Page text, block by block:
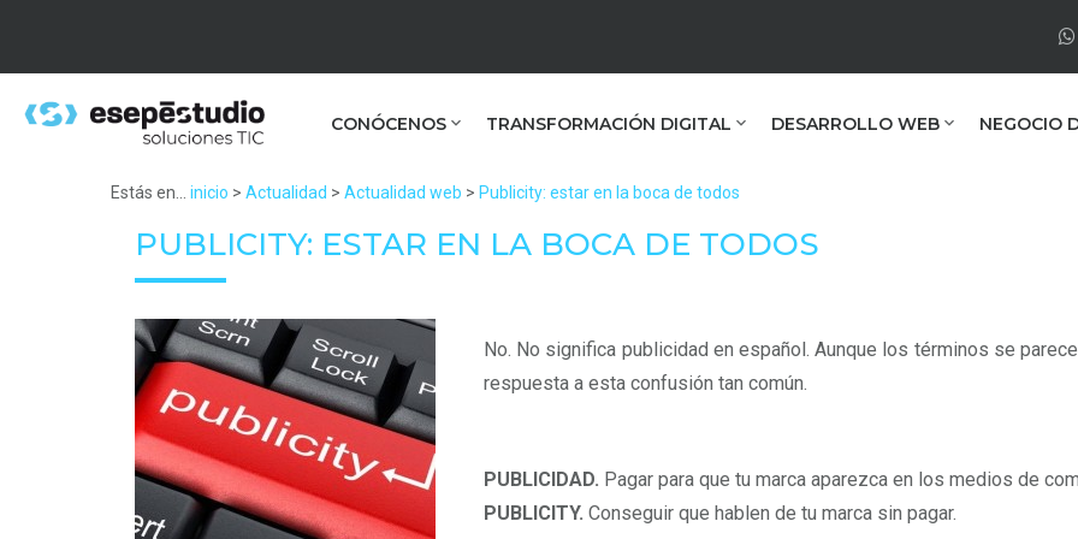
CONÓCENOS TRANSFORMACIÓN DIGITAL DESARROLLO WEB NEGOCIO
Estás en... inicio > Actualidad > Actualidad web > Publicity: estar en la boca de todos
PUBLICITY: ESTAR EN LA BOCA DE TODOS
No. No significa publicidad en español. Aunque los términos se
respuesta a esta confusión tan común.
PUBLICIDAD. Pagar para que tu marca aparezca en los medios de
PUBLICITY. Conseguir que hablen de tu marca sin pagar.